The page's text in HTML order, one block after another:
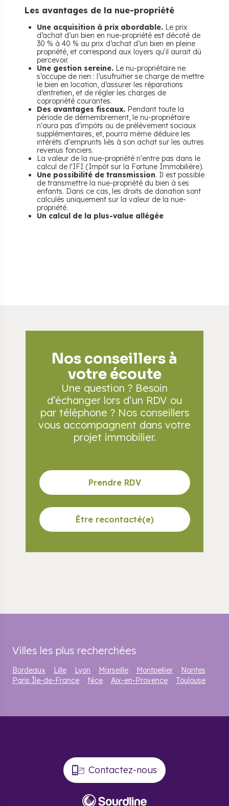
Les avantages de la nue-propriété
Une acquisition à prix abordable. Le prix
d’achat d’un bien en nue-propriété est décoté de
30 % à 40 % au prix d’achat d’un bien en pleine
propriété, et correspond aux loyers qu'il aurait dû
percevoir.
Une gestion sereine. Le nu-propriétaire ne
s’occupe de rien : l’usufruitier se charge de mettre
le bien en location, d’assurer les réparations
d’entretien, et de régler les charges de
copropriété courantes.
Des avantages fiscaux. Pendant toute la
période de démembrement, le nu-propriétaire
n'aura pas d'impôts ou de prélèvement sociaux
supplémentaires, et, pourra même déduire les
intérêts d'emprunts liés à son achat sur les autres
revenus fonciers.
La valeur de la nue-propriété n'entre pas dans le
calcul de l'IFI (Impôt sur la Fortune Immobilière).
Une possibilité de transmission. Il est possible
de transmettre la nue-propriété du bien à ses
enfants. Dans ce cas, les droits de donation sont
calculés uniquement sur la valeur de la nue-
propriété.
Un calcul de la plus-value allégée
Nos conseillers à
votre écoute
Une question ? Besoin
d’échanger lors d’un RDV ou
par téléphone ? Nos conseillers
vous accompagnent dans votre
projet immobilier.
Prendre RDV
Être recontacté(e)
Villes les plus recherchées
Bordeaux Lille Lyon Marseille Montpellier
Nantes
Paris Île-de-France
Nice Aix-en-Provence Toulouse
Contactez-nous